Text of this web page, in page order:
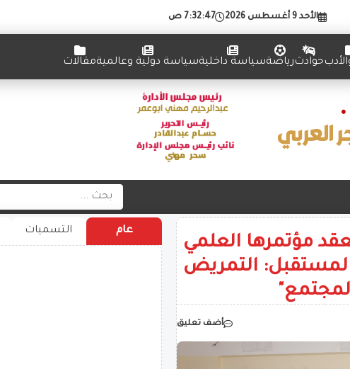
الأحد 9 أغسطس 2026 7:32:48 ص
حوادثرياضةسياسة داخليةسياسة دولية وعالميةمقالات
مؤتمرها العلمي
التمريض
أضف تعليق
عام التسميات